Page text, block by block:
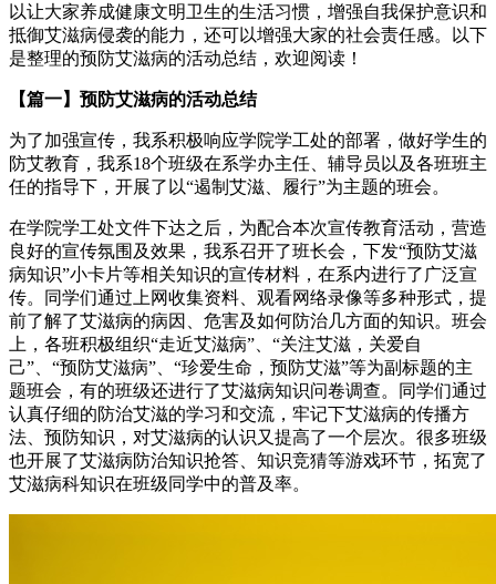
以让大家养成健康文明卫生的生活习惯，增强自我保护意识和
抵御艾滋病侵袭的能力，还可以增强大家的社会责任感。以下
是整理的预防艾滋病的活动总结，欢迎阅读！
【篇一】预防艾滋病的活动总结
为了加强宣传，我系积极响应学院学工处的部署，做好学生的
防艾教育，我系18个班级在系学办主任、辅导员以及各班班主
任的指导下，开展了以“遏制艾滋、履行”为主题的班会。
在学院学工处文件下达之后，为配合本次宣传教育活动，营造
良好的宣传氛围及效果，我系召开了班长会，下发“预防艾滋
病知识”小卡片等相关知识的宣传材料，在系内进行了广泛宣
传。同学们通过上网收集资料、观看网络录像等多种形式，提
前了解了艾滋病的病因、危害及如何防治几方面的知识。班会
上，各班积极组织“走近艾滋病”、“关注艾滋，关爱自
己”、“预防艾滋病”、“珍爱生命，预防艾滋”等为副标题的主
题班会，有的班级还进行了艾滋病知识问卷调查。同学们通过
认真仔细的防治艾滋的学习和交流，牢记下艾滋病的传播方
法、预防知识，对艾滋病的认识又提高了一个层次。很多班级
也开展了艾滋病防治知识抢答、知识竞猜等游戏环节，拓宽了
艾滋病科知识在班级同学中的普及率。